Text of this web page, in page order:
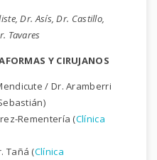
Dr. Asís, Dr. Castillo,
Tavares
Y CIRUJANOS
/ Dr. Aramberri
Rementería (Clínica
Tañá (Clínica